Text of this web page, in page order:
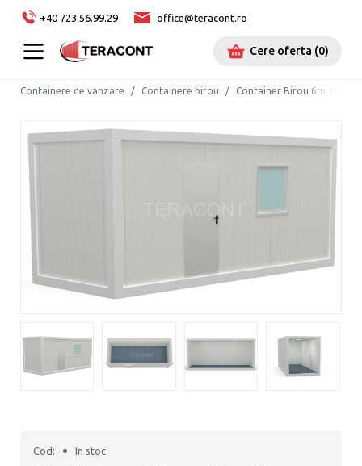
+40 723.56.99.29 office@teracont.ro
Cere oferta (0)
Containere de vanzare Containere birou Container Birou 6m 1 usa
Cod : In stoc